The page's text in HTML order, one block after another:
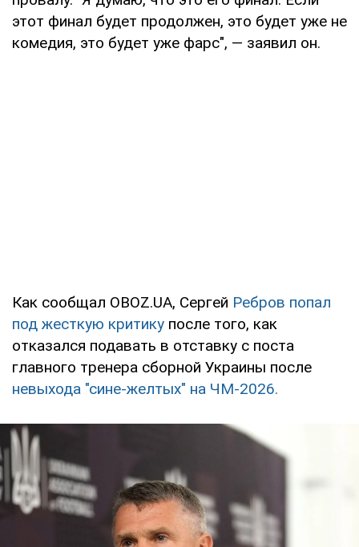
этот финал будет продолжен, это будет уже не
комедия, это будет уже фарс", — заявил он.
Как сообщал OBOZ.UA, Сергей Ребров попал
под жесткую критику после того, как
отказался подавать в отставку с поста
главного тренера сборной Украины после
невыхода "сине-желтых" на ЧМ-2026.